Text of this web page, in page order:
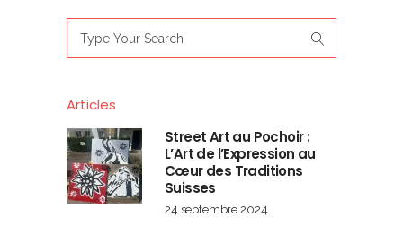
for:
Articles
Street Art au Pochoir :
L’Art de l’Expression au
Cœur des Traditions
Suisses
24 septembre 2024